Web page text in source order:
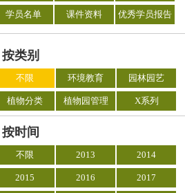
学员名单 课件资料 优秀学员报告
按类别
不限 环境教育 园林园艺
植物分类 植物园管理 X系列
按时间
不限 2013 2014
2015 2016 2017